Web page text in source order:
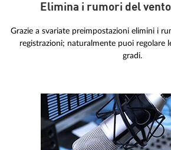
Elimina i rumori del
Grazie a svariate preimpostazioni elimini i
registrazioni; naturalmente puoi regolare
gradi.